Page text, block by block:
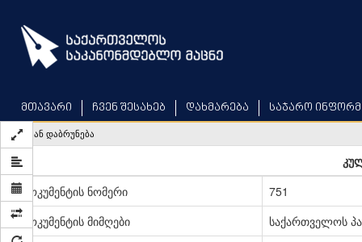
main
content
მთავარი ჩვენ შესახებ დახმარება საჯარო
უკან დაბრუნება
დოკუმენტის ნომერი
751
დოკუმენტის მიმღები
საქართველოს